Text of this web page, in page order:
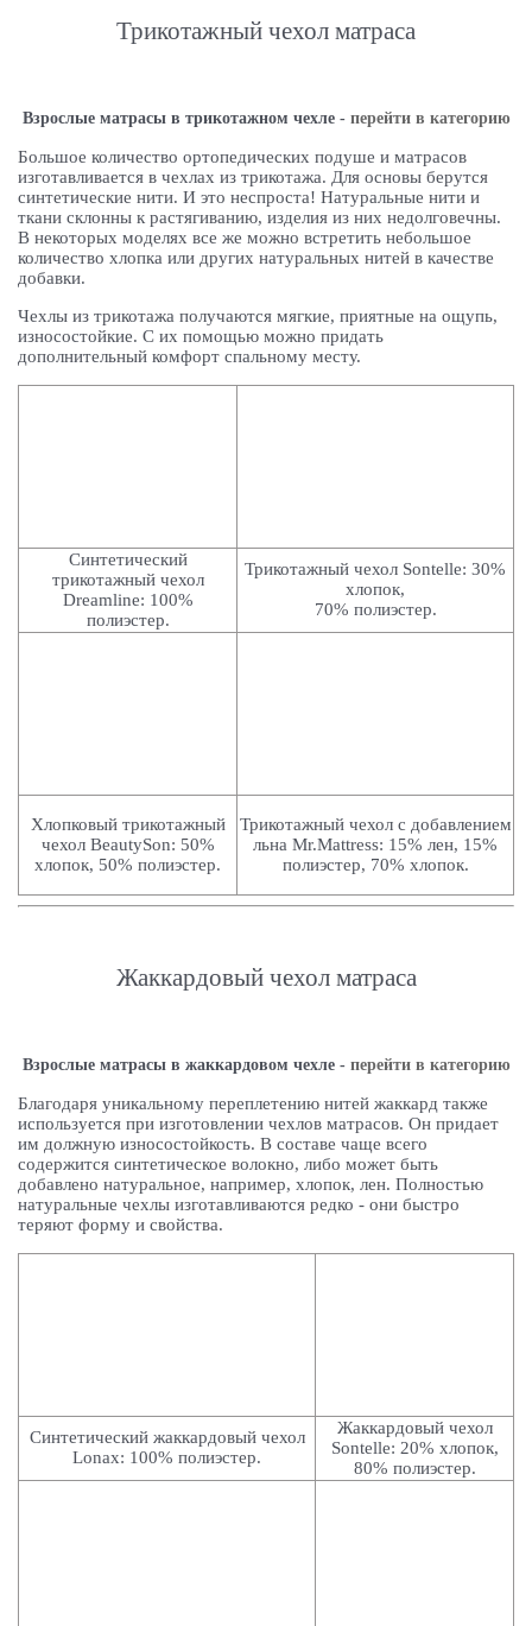
Трикотажный чехол матраса
Взрослые матрасы в трикотажном чехле - перейти в категорию
Большое количество ортопедических подуше и матрасов
изготавливается в чехлах из трикотажа. Для основы берутся
синтетические нити. И это неспроста! Натуральные нити и
ткани склонны к растягиванию, изделия из них недолговечны.
В некоторых моделях все же можно встретить небольшое
количество хлопка или других натуральных нитей в качестве
добавки.
Чехлы из трикотажа получаются мягкие, приятные на ощупь,
износостойкие. С их помощью можно придать
дополнительный комфорт спальному месту.
Синтетический
трикотажный чехол
Dreamline: 100%
полиэстер.
Трикотажный чехол Sontelle: 30%
хлопок,
70% полиэстер.
Хлопковый трикотажный
чехол BeautySon: 50%
хлопок, 50% полиэстер.
Трикотажный чехол с добавлением
льна Mr.Mattress: 15% лен, 15%
полиэстер, 70% хлопок.
Жаккардовый чехол матраса
Взрослые матрасы в жаккардовом чехле - перейти в категорию
Благодаря уникальному переплетению нитей жаккард также
используется при изготовлении чехлов матрасов. Он придает
им должную износостойкость. В составе чаще всего
содержится синтетическое волокно, либо может быть
добавлено натуральное, например, хлопок, лен. Полностью
натуральные чехлы изготавливаются редко - они быстро
теряют форму и свойства.
Синтетический жаккардовый чехол
Lonax: 100% полиэстер.
Жаккардовый чехол
Sontelle: 20% хлопок,
80% полиэстер.